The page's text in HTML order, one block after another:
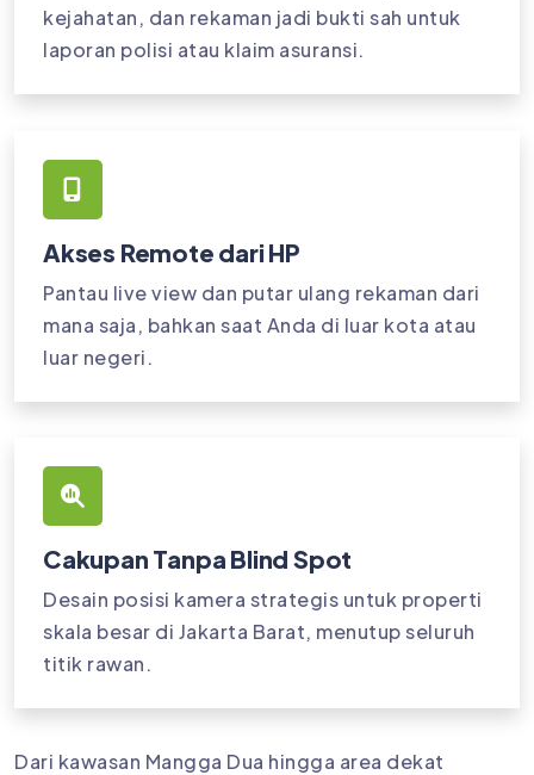
kejahatan, dan rekaman jadi bukti sah untuk
laporan polisi atau klaim asuransi.
Akses Remote dari HP
Pantau live view dan putar ulang rekaman dari
mana saja, bahkan saat Anda di luar kota atau
luar negeri.
Cakupan Tanpa Blind Spot
Desain posisi kamera strategis untuk properti
skala besar di Jakarta Barat, menutup seluruh
titik rawan.
Dari kawasan Mangga Dua hingga area dekat